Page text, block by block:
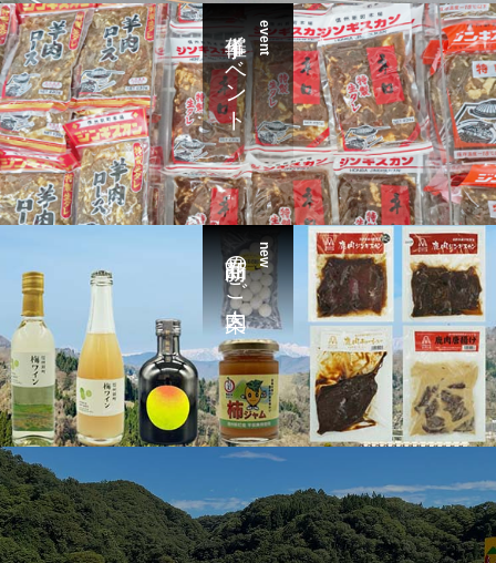
event
催事イベント
new
新商品のご案内